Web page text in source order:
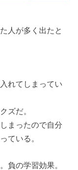
人が多く出たと
れてしまってい
ズだ。
まったので自分
ている。
負の学習効果。